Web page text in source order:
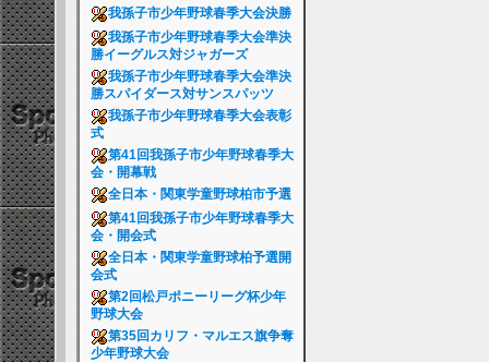
我孫子市少年野球春季大会決勝
我孫子市少年野球春季大会準決
勝イーグルス対ジャガーズ
我孫子市少年野球春季大会準決
勝スパイダース対サンスパッツ
我孫子市少年野球春季大会表彰
式
第41回我孫子市少年野球春季大
会・開幕戦
全日本・関東学童野球柏市予選
第41回我孫子市少年野球春季大
会・開会式
全日本・関東学童野球柏予選開
会式
第2回松戸ポニーリーグ杯少年
野球大会
第35回カリフ・マルエス旗争奪
少年野球大会